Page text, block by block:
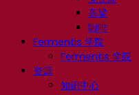
高粱
咖啡
Fermentis 学院
Fermentis 学院
资源
知识中心